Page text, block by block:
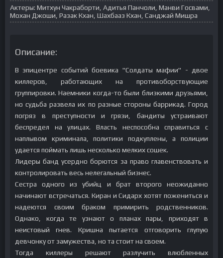
Актеры: Митхун Чакраборти, Адитья Панчоли, Манви Госвами,
Мохан Джоши, Разак Кхан, Шахбааз Кхан, Санджай Мишра
Описание:
В эпицентре событий боевика "Солдаты мафии" - двое
киллеров, работающих на противоборствующие
группировки. Наемники когда-то были близкими друзьями,
но судьба развела их по разные стороны баррикад. Город
погряз в преступности и грязи, бандиты устраивают
беспредел на улицах. Власть неспособна справиться с
наплывом криминала, политики подкуплены, а полиции
удается поймать лишь несколько мелких сошек.
Лидеры банд усердно борются за право главенствовать и
контролировать весь нелегальный бизнес.
Сестра одного из убийц и брат второго неожиданно
начинают встречаться. Киран и Сидарх хотят пожениться и
надеются своим браком примирить родственников.
Однако, когда те узнают о планах пары, приходят в
неистовый гнев. Кришна пытается отговорить глупую
девчонку от замужества, но та стоит на своем.
Тогда киллеры решают разлучить влюбленных